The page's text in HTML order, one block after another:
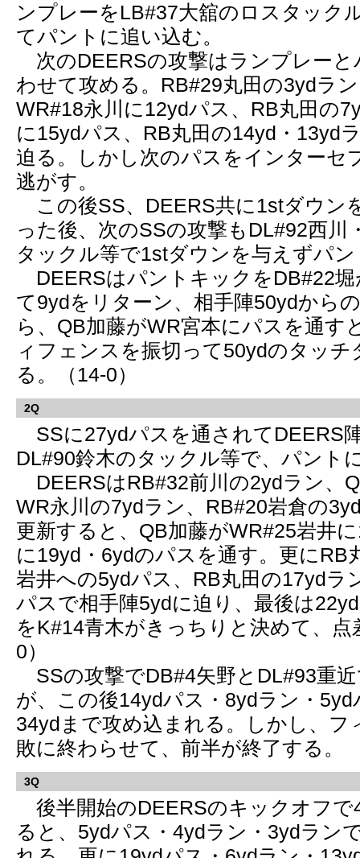
ンプレーをLB#37大舘のロスタック
てパントに追い込む。
次のDEERSの攻撃はランプレーと
わせて攻める。RB#29丸田の3ydラ
WR#18永川に12ydパス、RB丸田の
に15ydパス、RB丸田の14yd・13yd
迫る。しかし次のパスをインターセ
逃がす。
この後SS、DEERS共に1stダウン
った後、次のSSの攻撃もDL#92西川
タックル等で1stダウンを与えずパ
DEERSはパントキックをDB#22
て9ydをリターン、相手陣50ydから
ら、QB加藤がWR宮本にパスを通す
ィフェンスを振切って50ydのタッ
る。（14-0）
2Q
SSに27ydパスを通されてDEERS
DL#90鈴木のタックル等で、パント
DEERSはRB#32前川の2ydラン、
WR永川の7ydラン、RB#20岩倉の
更新すると、QB加藤がWR#25岩井
に19yd・6ydのパスを通す。更にRB
岩井への5ydパス、RB丸田の17ydラ
パスで相手陣5ydに迫り、最後は
をK#14青木がきっちりと決めて、点
0）
SSの攻撃でDB#4矢野とDL#93重
が、この後14ydパス・8ydラン・
34ydまで攻め込まれる。しかし、フ
敗に終わらせて、前半が終了する。
3Q
後半開始のDEERSのキックオフで
ると、5ydパス・4ydラン・3ydラン